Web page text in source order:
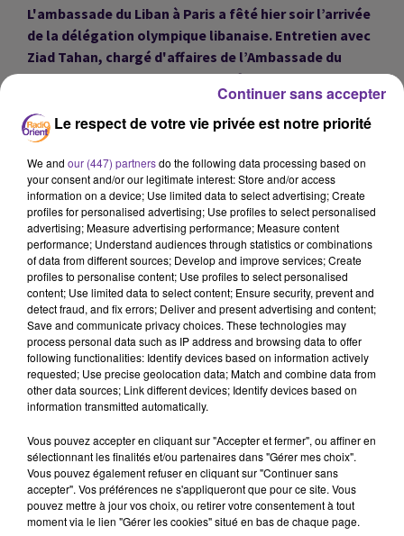
L'ambassade du Liban à Paris a fêté hier soir l’arrivée
de la délégation olympique libanaise. Entretien avec
Ziad Tahan, chargé d'affaires de l’Ambassade du
Liban et François Ghattas, entraîneur des 2 nageurs
libanais qui participeront à la compétition.
La flamme olympique a effectué son dernier tour de
piste à Saint-Denis. Quel héritage pour la ville du
Stade de France, après ces Jeux Olympiques ? Nous
écouterons Katy Bontinck, 1ere adjointe du maire de
Saint-Denis.
Avant les festivités, des actes de sabotage ont
perturbé la circulation des trains, notamment au
départ et à l’arrivée de la Gare Montparnasse. 800 000
voyageurs affectés. Le Parquet s’est saisi de
l’enquête.
Enfin une vague de chaleur au Maroc entraîne la mort
d’une vingtaine de personnes.
0:00 14 min 14 sec
Le respect de votre vie privée est notre priorité
We and our (447) partnersdo the following data processing based on
your consent and/or our legitimate interest: Store and/or access
information on a device; Use limited data to select advertising; Create
profiles for personalised advertising; Use profiles to select personalised
advertising; Measure advertising performance; Measure content
performance; Understand audiences through statistics or combinations
of data from different sources; Develop and improve services; Create
profiles to personalise content; Use profiles to select personalised
content; Use limited data to select content; Ensure security, prevent and
detect fraud, and fix errors; Deliver and present advertising and content;
Save and communicate privacy choices. These technologies may
process personal data such as IP address and browsing data to offer
following functionalities: Identify devices based on information actively
requested; Use precise geolocation data; Match and combine data from
other data sources; Link different devices; Identify devices based on
information transmitted automatically.
Vous pouvez accepter en cliquant sur "Accepter et fermer", ou affiner en
sélectionnant les finalités et/ou partenaires dans "Gérer mes choix".
Vous pouvez également refuser en cliquant sur "Continuer sans
accepter". Vos préférences ne s'appliqueront que pour ce site. Vous
pouvez mettre à jour vos choix, ou retirer votre consentement à tout
moment via le lien "Gérer les cookies" situé en bas de chaque page.
Continuer sans accepter